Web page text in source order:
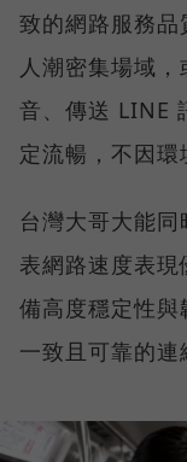
致的網路服務
人潮密集場域
音、傳送 LINE
定流暢，不因環
台灣大哥大能
表網路速度表
備高度穩定性
一致且可靠的連